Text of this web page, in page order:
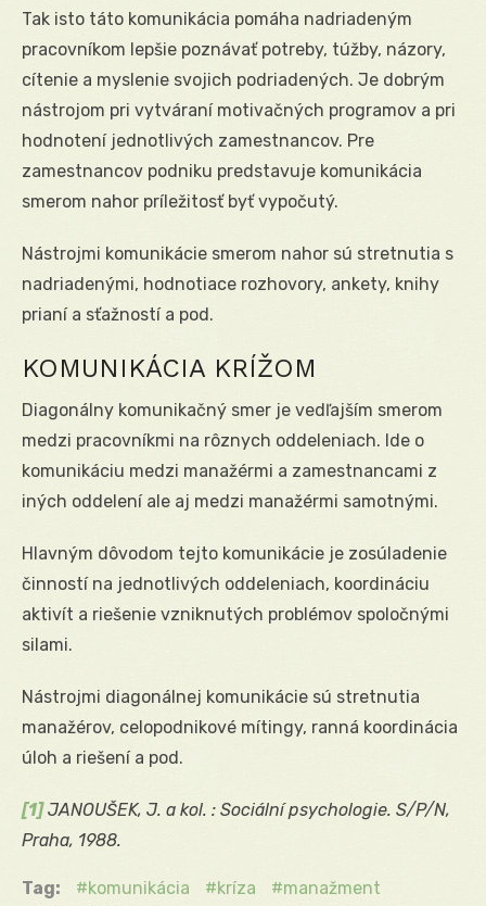
Tak isto táto komunikácia pomáha nadriadeným
pracovníkom lepšie poznávať potreby, túžby, názory,
cítenie a myslenie svojich podriadených. Je dobrým
nástrojom pri vytváraní motivačných programov a pri
hodnotení jednotlivých zamestnancov. Pre
zamestnancov podniku predstavuje komunikácia
smerom nahor príležitosť byť vypočutý.
Nástrojmi komunikácie smerom nahor sú stretnutia s
nadriadenými, hodnotiace rozhovory, ankety, knihy
prianí a sťažností a pod.
KOMUNIKÁCIA KRÍŽOM
Diagonálny komunikačný smer je vedľajším smerom
medzi pracovníkmi na rôznych oddeleniach. Ide o
komunikáciu medzi manažérmi a zamestnancami z
iných oddelení ale aj medzi manažérmi samotnými.
Hlavným dôvodom tejto komunikácie je zosúladenie
činností na jednotlivých oddeleniach, koordináciu
aktivít a riešenie vzniknutých problémov spoločnými
silami.
Nástrojmi diagonálnej komunikácie sú stretnutia
manažérov, celopodnikové mítingy, ranná koordinácia
úloh a riešení a pod.
[1] JANOUŠEK, J. a kol. : Sociální psychologie. S/P/N,
Praha, 1988.
Tag: komunikácia kríza
manažment